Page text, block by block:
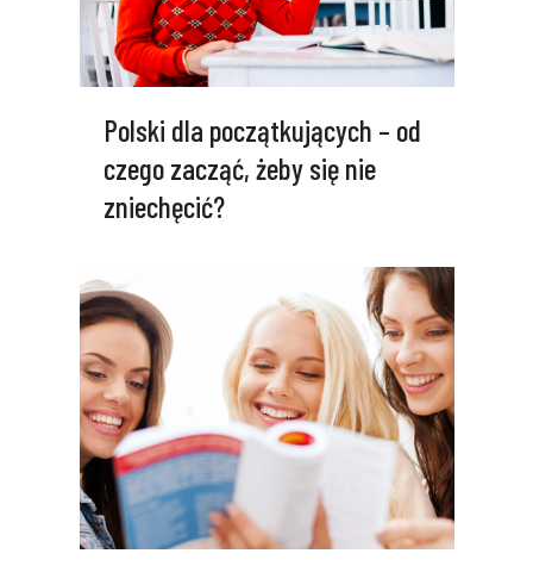
Polski dla początkujących – od
czego zacząć, żeby się nie
zniechęcić?